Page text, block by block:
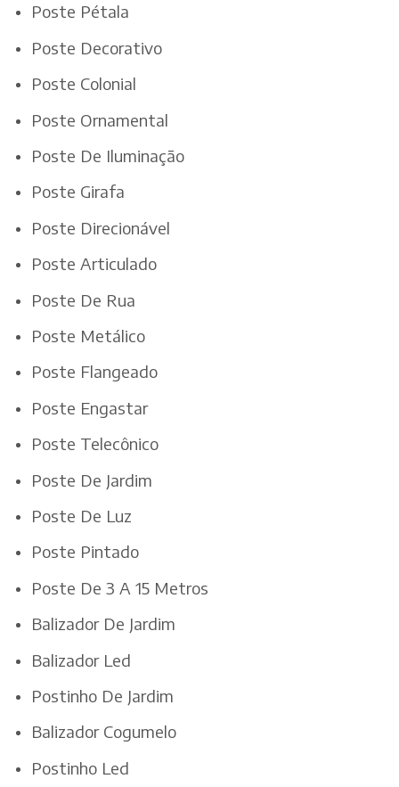
Poste Pétala
Poste Decorativo
Poste Colonial
Poste Ornamental
Poste De Iluminação
Poste Girafa
Poste Direcionável
Poste Articulado
Poste De Rua
Poste Metálico
Poste Flangeado
Poste Engastar
Poste Telecônico
Poste De Jardim
Poste De Luz
Poste Pintado
Poste De 3 A 15 Metros
Balizador De Jardim
Balizador Led
Postinho De Jardim
Balizador Cogumelo
Postinho Led